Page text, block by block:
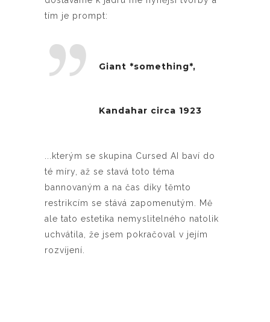
tím je prompt:
Giant *something*,
Kandahar circa 1923
...kterým se skupina Cursed AI baví do
té míry, až se stavá toto téma
bannovaným a na čas díky těmto
restrikcím se stává zapomenutým. Mě
ale tato estetika nemyslitelného natolik
uchvátila, že jsem pokračoval v jejím
rozvíjení.